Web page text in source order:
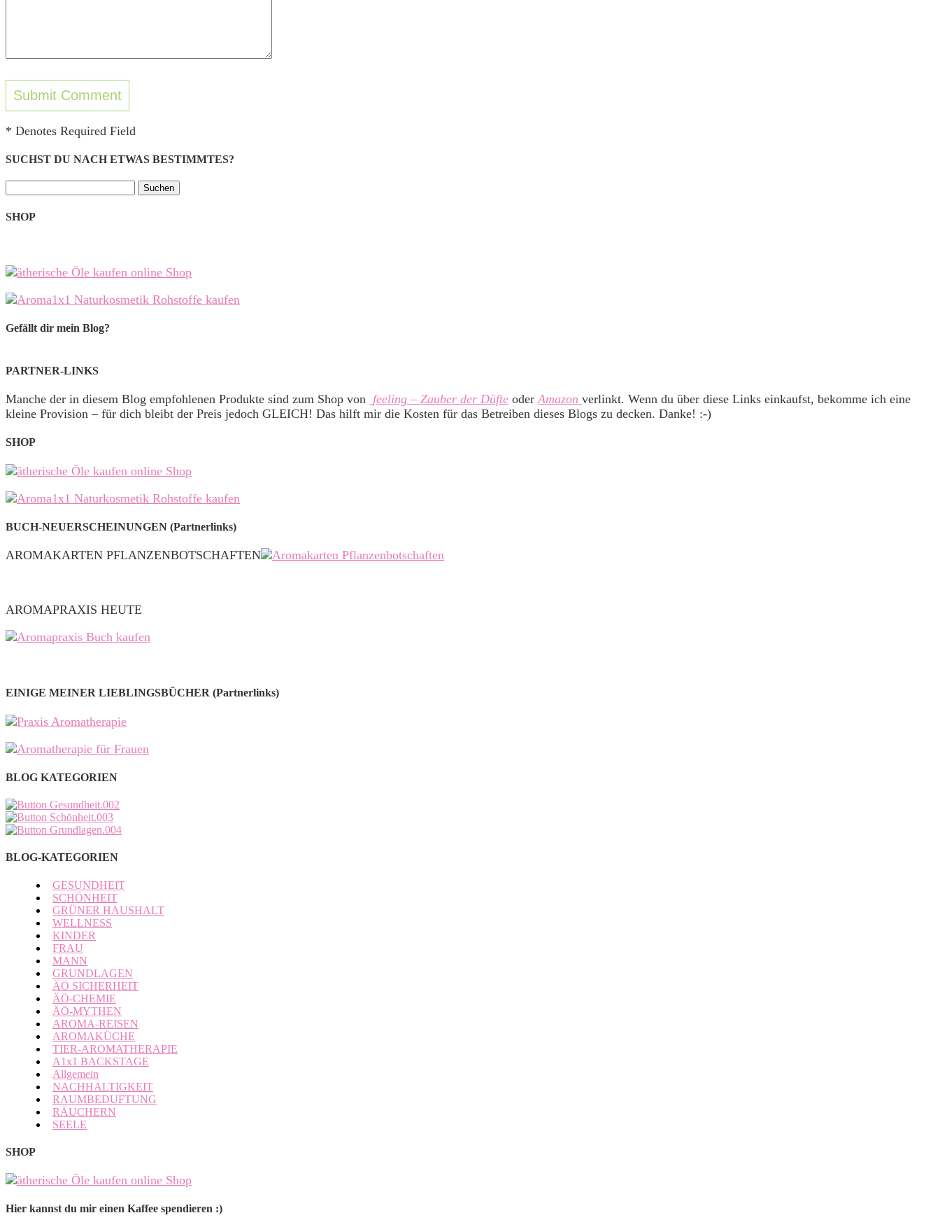
* Denotes Required Field
SUCHST DU NACH ETWAS BESTIMMTES?
nach:
SHOP
Gefällt dir mein Blog?
PARTNER-LINKS
Manche der in diesem Blog empfohlenen Produkte sind zum Shop von feeling – Zauber der Düfte oderAmazon verlinkt. Wenn du über diese Links einkaufst, bekomme ich eine
kleine Provision – für dich bleibt der Preis jedoch GLEICH! Das hilft mir die Kosten für das Betreiben dieses Blogs zu decken. Danke! :-)
SHOP
BUCH-NEUERSCHEINUNGEN (Partnerlinks)
AROMAKARTEN PFLANZENBOTSCHAFTEN
AROMAPRAXIS HEUTE
EINIGE MEINER LIEBLINGSBÜCHER (Partnerlinks)
BLOG KATEGORIEN
BLOG-KATEGORIEN
GESUNDHEIT
SCHÖNHEIT
GRÜNER HAUSHALT
WELLNESS
KINDER
FRAU
MANN
GRUNDLAGEN
ÄÖ SICHERHEIT
ÄÖ-CHEMIE
ÄÖ-MYTHEN
AROMA-REISEN
AROMAKÜCHE
TIER-AROMATHERAPIE
A1x1 BACKSTAGE
Allgemein
NACHHALTIGKEIT
RAUMBEDUFTUNG
RÄUCHERN
SEELE
SHOP
Hier kannst du mir einen Kaffee spendieren :)